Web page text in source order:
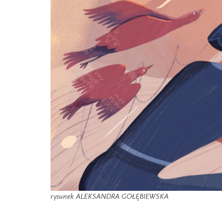
rysunek ALEKSANDRA GOŁĘBIEWSKA